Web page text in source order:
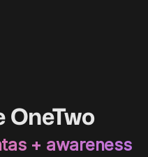
OneTwo
+ awareness